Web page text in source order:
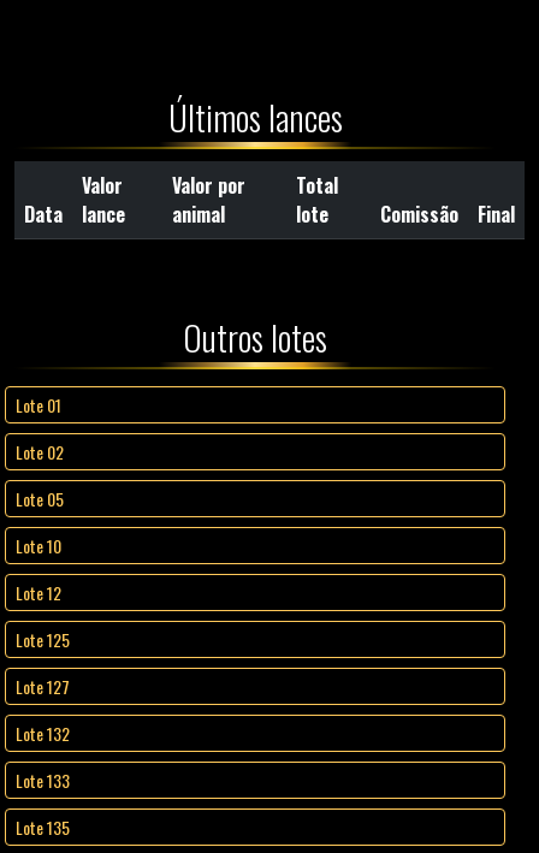
Últimos lances
Data
Valor
lance
Valor por
animal
Total
lote
Comissão Final
Outros lotes
Lote 01
Lote 02
Lote 05
Lote 10
Lote 12
Lote 125
Lote 127
Lote 132
Lote 133
Lote 135